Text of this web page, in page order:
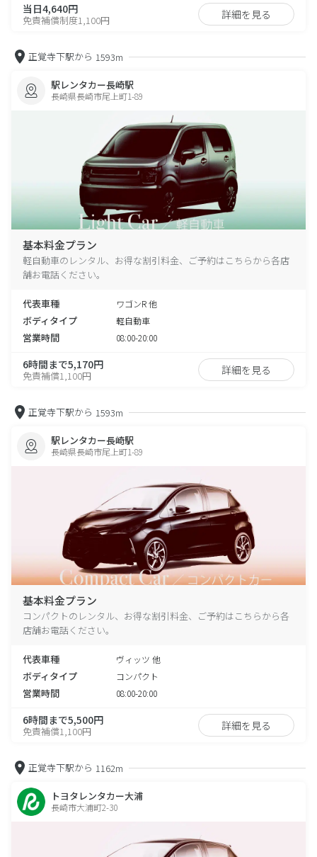
当日4,640円
免責補償制度1,100円 詳細を見る
正覚寺下駅から 1593m
駅レンタカー長崎駅
長崎県長崎市尾上町1-89
基本料金プラン
軽自動車のレンタル、お得な割引料金、ご予約はこちらから各店
舗お電話ください。
代表車種 ワゴンR 他
ボディタイプ 軽自動車
営業時間 08:00-20:00
6時間まで5,170円
免責補償1,100円 詳細を見る
正覚寺下駅から 1593m
駅レンタカー長崎駅
長崎県長崎市尾上町1-89
基本料金プラン
コンパクトのレンタル、お得な割引料金、ご予約はこちらから各
店舗お電話ください。
代表車種 ヴィッツ 他
ボディタイプ コンパクト
営業時間 08:00-20:00
6時間まで5,500円
免責補償1,100円 詳細を見る
正覚寺下駅から 1162m
トヨタレンタカー大浦
長崎市大浦町2-30